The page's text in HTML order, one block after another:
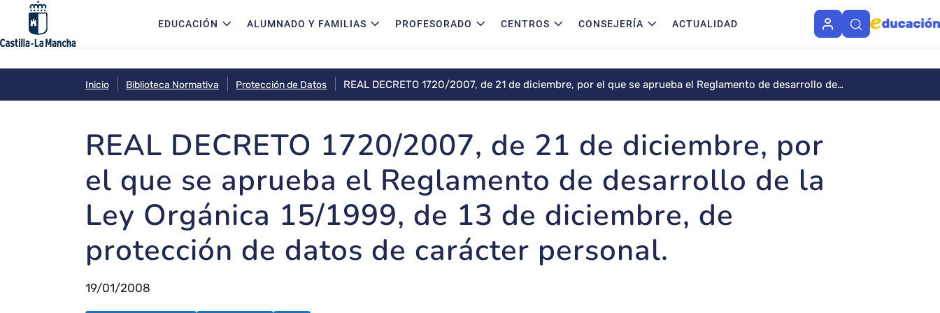
Pasar al contenido principalNavegación principal
EDUCACIÓN ALUMNADO Y FAMILIAS PROFESORADO CENTROS CONSEJERÍA ACTUALIDAD
Inicio Biblioteca Normativa Protección de Datos
REAL DECRETO 1720/2007, de 21 de diciembre, por el que se aprueba el Reglamento de desarrollo de
la Ley Orgánica 15/1999, de 13 de diciembre, de protección de datos de carácter personal.
REAL DECRETO 1720/2007, de 21 de diciembre, por
el que se aprueba el Reglamento de desarrollo de la
Ley Orgánica 15/1999, de 13 de diciembre, de
protección de datos de carácter personal.
19/01/2008